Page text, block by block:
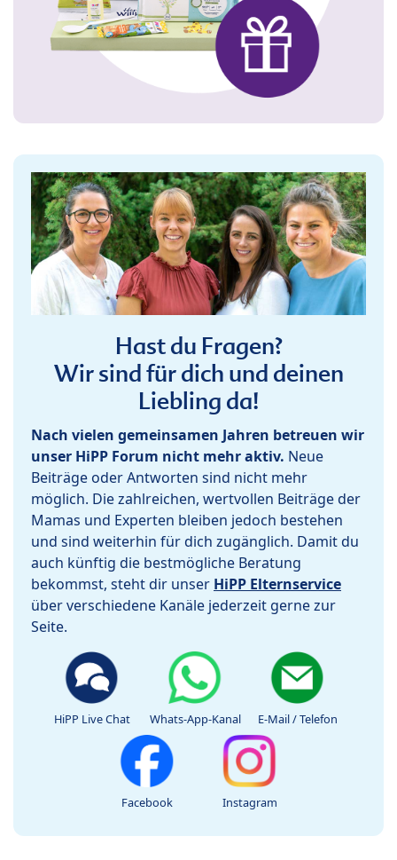
Hast du Fragen?
Wir sind für dich und deinen
Liebling da!
Nach vielen gemeinsamen Jahren betreuen wir
unser HiPP Forum nicht mehr aktiv. Neue
Beiträge oder Antworten sind nicht mehr
möglich. Die zahlreichen, wertvollen Beiträge der
Mamas und Experten bleiben jedoch bestehen
und sind weiterhin für dich zugänglich. Damit du
auch künftig die bestmögliche Beratung
bekommst, steht dir unser HiPP Elternservice
über verschiedene Kanäle jederzeit gerne zur
Seite.
HiPP Live Chat Whats-App-Kanal E-Mail / Telefon
Facebook Instagram